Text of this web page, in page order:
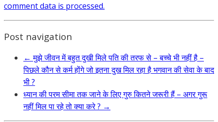
comment data is processed.
Post navigation
← मुझे जीवन में बहुत दुखी मिले पति की तरफ से – बच्चे भी नहीं है –
पिछले कौन से कर्म होंगे जो इतना दुख मिल रहा है भगवान की सेवा के बाद
भी ?
ध्यान की परम सीमा तक जाने के लिए गुरु कितने जरूरी हैं – अगर गुरू
नहीं मिल पा रहे तो क्या करे ? →